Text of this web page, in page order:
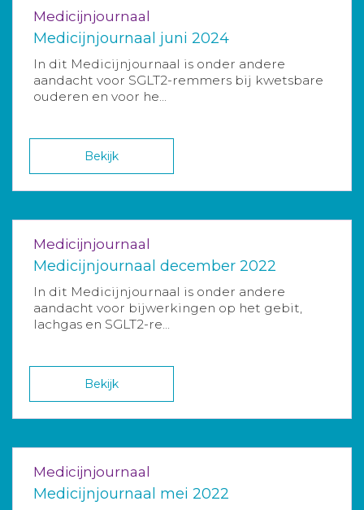
Medicijnjournaal
Medicijnjournaal juni 2024
In dit Medicijnjournaal is onder andere
aandacht voor SGLT2-remmers bij kwetsbare
ouderen en voor he...
Bekijk
Medicijnjournaal
Medicijnjournaal december 2022
In dit Medicijnjournaal is onder andere
aandacht voor bijwerkingen op het gebit,
lachgas en SGLT2-re...
Bekijk
Medicijnjournaal
Medicijnjournaal mei 2022